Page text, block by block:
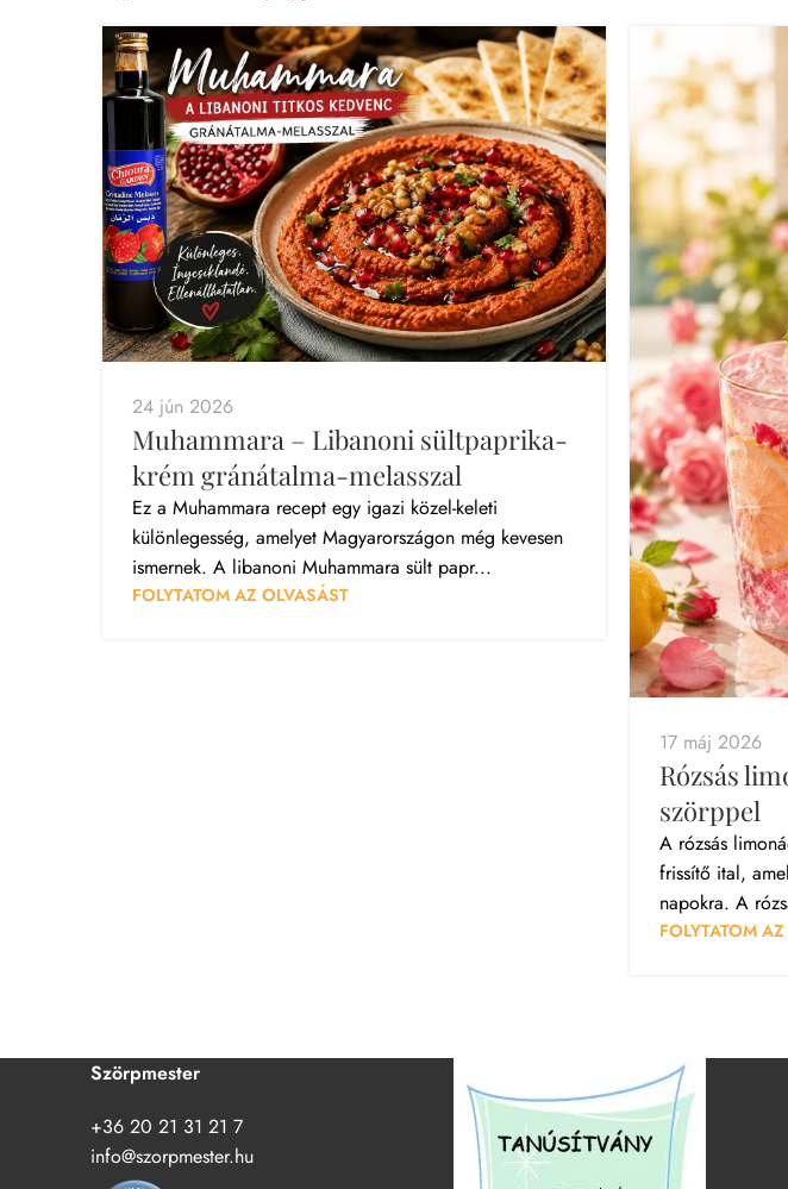
24 jún 2026
Muhammara – Libanoni sültpaprika-
krém gránátalma-melasszal
Ez a Muhammara recept egy igazi közel-keleti
különlegesség, amelyet Magyarországon még kevesen
ismernek. A libanoni Muhammara sült papr...
FOLYTATOM AZ OLVASÁST
17 máj 2026
Rózsás
szörppel
A rózsás
frissítő ital,
napokra. A
FOLYTATOM
Szörpmester
+36 20 21 31 21 7
info@szorpmester.hu